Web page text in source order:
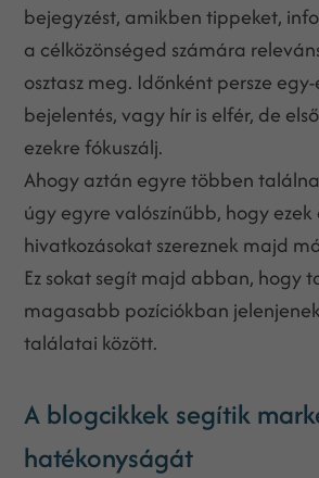
bejegyzést, amikben tippeket,
a célközönséged számára
osztasz meg. Időnként persze
bejelentés, vagy hír is elfér, de
ezekre fókuszálj.
Ahogy aztán egyre többen
úgy egyre valószínűbb, hogy ezek
hivatkozásokat szereznek majd
Ez sokat segít majd abban, hogy
magasabb pozíciókban
találatai között.
A blogcikkek segítik
hatékonyságát